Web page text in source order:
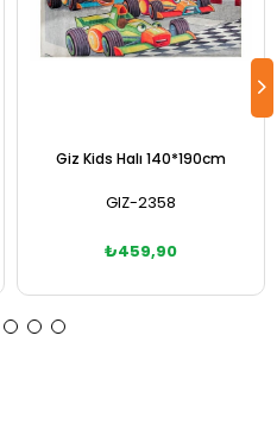
Giz Kids Halı 140*190cm
GIZ-2358
₺459,90